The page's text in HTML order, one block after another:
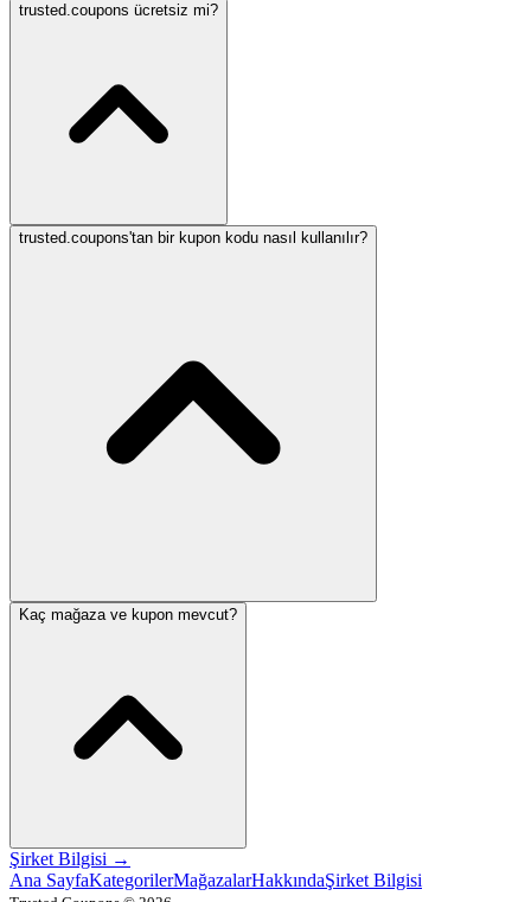
trusted.coupons ücretsiz mi?
trusted.coupons'tan bir kupon kodu nasıl kullanılır?
Kaç mağaza ve kupon mevcut?
Şirket Bilgisi →
Ana SayfaKategorilerMağazalarHakkındaŞirket Bilgisi